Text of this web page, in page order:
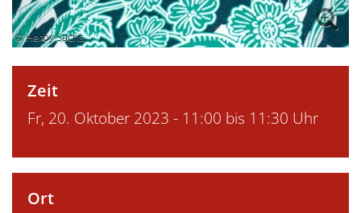
© Herby Sachs
Zeit
Fr, 20. Oktober 2023 - 11:00 bis 11:30 Uhr
Ort